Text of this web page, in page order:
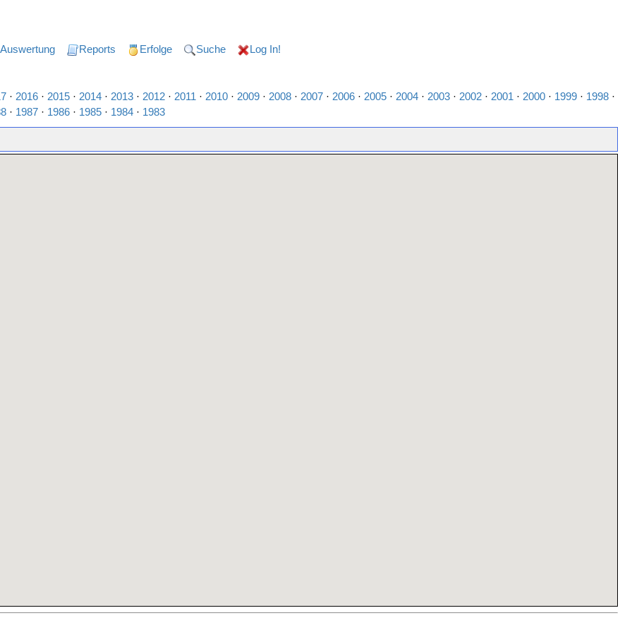
Auswertung Reports Erfolge Suche Log In!
· 2016 · 2015 · 2014 · 2013 · 2012 · 2011 · 2010 · 2009 · 2008 · 2007 · 2006 · 2005 · 2004 · 2003 · 2002 · 2001 · 2000 · 1999 · 1998 ·
· 1987 · 1986 · 1985 · 1984 · 1983